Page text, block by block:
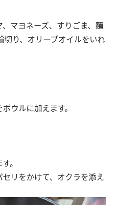
マヨネーズ、すりごま、麵
り、オリーブオイルをいれ
ウルに加えます。
。
リをかけて、オクラを添え